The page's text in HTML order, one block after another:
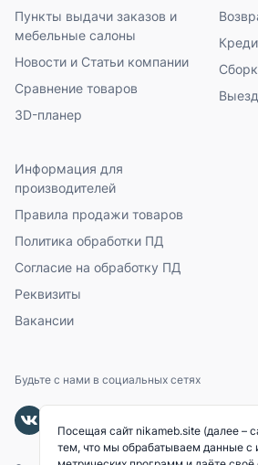
Пункты выдачи заказов и
мебельные салоны
Новости и Статьи компании
Сравнение товаров
3D-планер
Информация для
производителей
Правила продажи товаров
Политика обработки ПД
Согласие на обработку ПД
Реквизиты
Вакансии
Будьте с нами в социальных сетях
Посещая сайт nikameb.site (далее –
тем, что мы обрабатываем данные с